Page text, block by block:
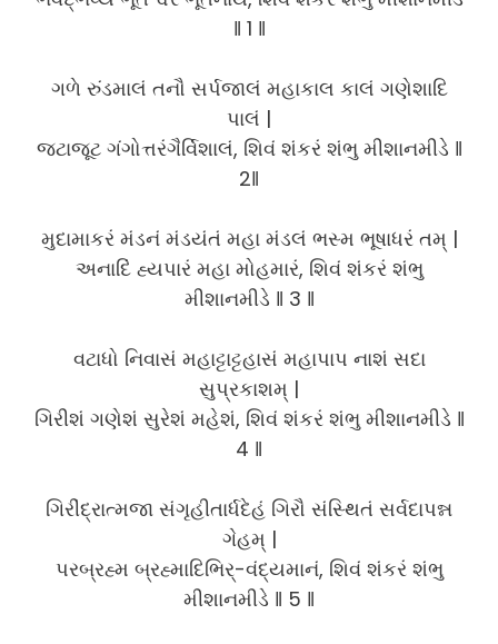
‖ 1 ‖
ગળે રુંડમાલં તનૌ સર્પજાલં મહાકાલ કાલં ગણેશાદિ
પાલં |
જટાજૂટ ગંગોત્તરંગૈર્વિશાલં, શિવં શંકરં શંભુ મીશાનમીડે ‖
2‖
મુદામાકરં મંડનં મંડયંતં મહા મંડલં ભસ્મ ભૂષાધરં તમ્ |
અનાદિં હ્યપારં મહા મોહમારં, શિવં શંકરં શંભુ
મીશાનમીડે ‖ 3 ‖
વટાધો નિવાસં મહાટ્ટાટ્ટહાસં મહાપાપ નાશં સદા
સુપ્રકાશમ્ |
ગિરીશં ગણેશં સુરેશં મહેશં, શિવં શંકરં શંભુ મીશાનમીડે ‖
4 ‖
ગિરીંદ્રાત્મજા સંગૃહીતાર્ધદેહં ગિરૌ સંસ્થિતં સર્વદાપન્ન
ગેહમ્ |
પરબ્રહ્મ બ્રહ્માદિભિર્-વંદ્યમાનં, શિવં શંકરં શંભુ
મીશાનમીડે ‖ 5 ‖